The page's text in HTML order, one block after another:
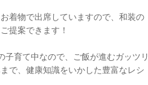
着物で出席していますので、和装の
提案できます！
子育て中なので、ご飯が進むガッツリ
で、健康知識をいかした豊富なレシ